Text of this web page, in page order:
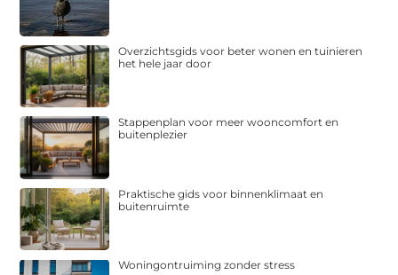
Overzichtsgids voor beter wonen en tuinieren
het hele jaar door
Stappenplan voor meer wooncomfort en
buitenplezier
Praktische gids voor binnenklimaat en
buitenruimte
Woningontruiming zonder stress